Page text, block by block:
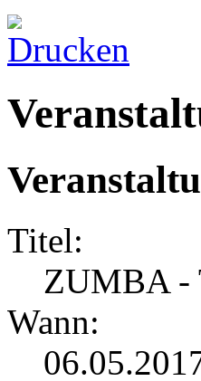
Titel:
ZUMBA -
Wann: